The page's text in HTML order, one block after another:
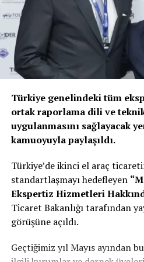
işletme süreçlerinde önemli
Esnek mimarisi sayesinde hem
renovasyon uygulamalarında
ekosistemi, uzun vadeli
merkezinde
Aydınlatma, iklimlendirme ve
gerçek zamanlı olarak birlikte
tüketiminin optimize
azaltılmasına ve
sağlıyor.
Dijitalleşmenin hız kazandığı
enerji yönetiminin stratejik bir
Türkiye genelindeki tüm
ortak raporlama dili ve
uygulanmasını sağlayacak
kamuoyuyla paylaşıldı.
Türkiye’de ikinci el araç
standartlaşmayı hedefleyen
Ekspertiz Hizmetleri
Ticaret Bakanlığı tarafından
görüşüne açıldı.
Geçtiğimiz yıl Mayıs ayından